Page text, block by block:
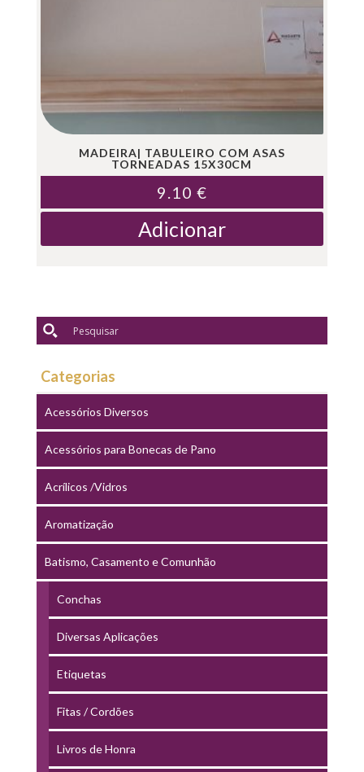
MADEIRA| TABULEIRO COM ASAS
TORNEADAS 15X30CM
9.10 €
Adicionar
Categorias
Acessórios Diversos
Acessórios para Bonecas de Pano
Acrílicos /Vidros
Aromatização
Batismo, Casamento e Comunhão
Conchas
Diversas Aplicações
Etiquetas
Fitas / Cordões
Livros de Honra